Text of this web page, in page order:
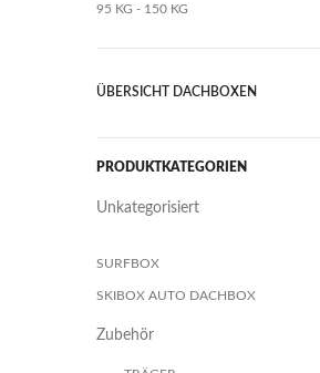
95 KG - 150 KG
ÜBERSICHT DACHBOXEN
PRODUKTKATEGORIEN
Unkategorisiert
SURFBOX
SKIBOX AUTO DACHBOX
Zubehör